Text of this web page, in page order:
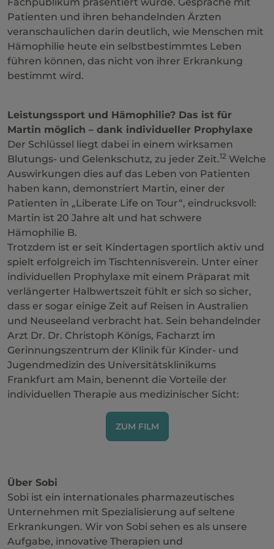
Patienten und ihren behandelnden Ärzten
veranschaulichen darin deutlich, wie Menschen mit
Hämophilie heute ein selbstbestimmtes Leben
führen können, das nicht von ihrer Erkrankung
bestimmt wird.
Leistungssport und Hämophilie? Das ist für
Martin möglich – dank individueller Prophylaxe
Der Schlüssel liegt dabei in einem wirksamen
Blutungs- und Gelenkschutz, zu jeder Zeit.12 Welche
Auswirkungen dies auf das Leben von Patienten
haben kann, demonstriert Martin, einer der
Patienten in „Liberate Life on Tour“, eindrucksvoll:
Martin ist 20 Jahre alt und hat schwere
Hämophilie B.
Trotzdem ist er seit Kindertagen sportlich aktiv und
spielt erfolgreich im Tischtennisverein. Unter einer
individuellen Prophylaxe mit einem Präparat mit
verlängerter Halbwertszeit fühlt er sich so sicher,
dass er sogar einige Zeit auf Reisen in Australien
und Neuseeland verbracht hat. Sein behandelnder
Arzt Dr. Dr. Christoph Königs, Facharzt im
Gerinnungszentrum der Klinik für Kinder- und
Jugendmedizin des Universitätsklinikums
Frankfurt am Main, benennt die Vorteile der
individuellen Therapie aus medizinischer Sicht:
ZUM FILM
Über Sobi
Sobi ist ein internationales pharmazeutisches
Unternehmen mit Spezialisierung auf seltene
Erkrankungen. Wir von Sobi sehen es als unsere
Aufgabe, innovative Therapien und